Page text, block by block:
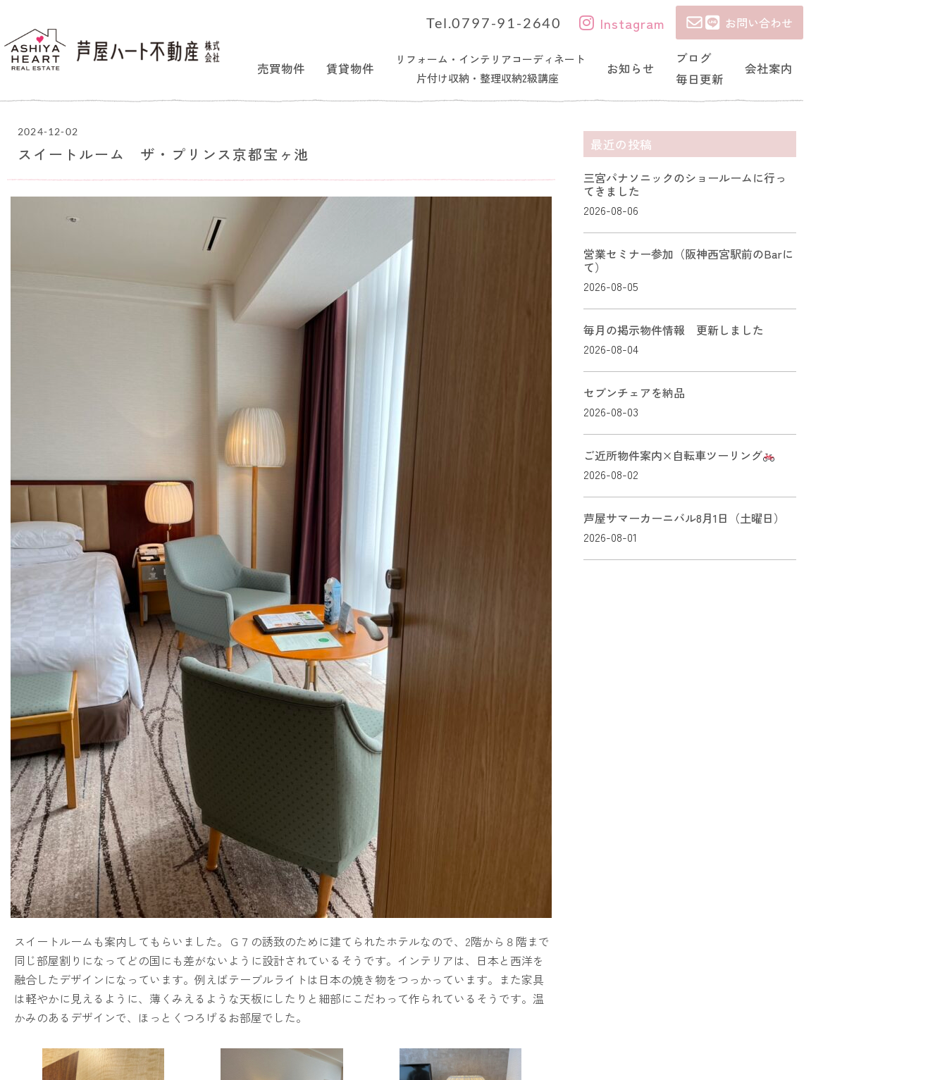
Tel.0797-91-2640 Instagram お問い合わせ
売買物件 賃貸物件
リフォーム・インテリアコーディネート
片付け収納・整理収納2級講座
お知らせ
ブログ
毎日更新
会社案内
2024-12-02
スイートルーム ザ・プリンス京都宝ヶ池
スイートルームも案内してもらいました。Ｇ７の誘致のために建てられたホテルなので、2階から８階まで
同じ部屋割りになってどの国にも差がないように設計されているそうです。インテリアは、日本と西洋を
融合したデザインになっています。例えばテーブルライトは日本の焼き物をつっかっています。また家具
は軽やかに見えるように、薄くみえるような天板にしたりと細部にこだわって作られているそうです。温
かみのあるデザインで、ほっとくつろげるお部屋でした。
最近の投稿
三宮パナソニックのショールームに行っ
てきました
2026-08-06
営業セミナー参加（阪神西宮駅前のBarに
て）
2026-08-05
毎月の掲示物件情報 更新しました
2026-08-04
セブンチェアを納品
2026-08-03
ご近所物件案内×自転車ツーリング
2026-08-02
芦屋サマーカーニバル8月1日（土曜日）
2026-08-01